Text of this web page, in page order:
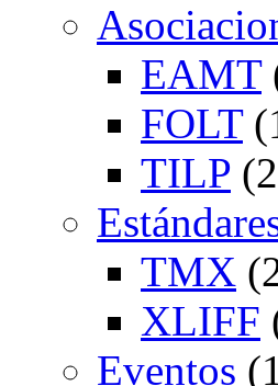
EAMT
FOLT
TILP
TMX
XLIFF
Eventos